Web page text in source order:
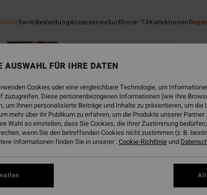
SwimBekleidungAccessoiresSurfSince '73Kollektionen
AUSWAHL FÜR IHRE DATEN
Cookies oder eine vergleichbare Technologie, um
zuzugreifen. Diese personenbezogenen Informationen (wie Ihre
um Ihnen personalisierte Beiträge und Inhalte zu präsentieren, um die
mehr über ihr Publikum zu erfahren, um die Produkte unserer
Wahl so einstellen, dass Sie Cookies, die Ihrer Zustimmung
wenn Sie den betreffenden Cookies nicht zustimmen (z. B.
Informationen finden Sie in unserer :Cookie-Richtlinie und